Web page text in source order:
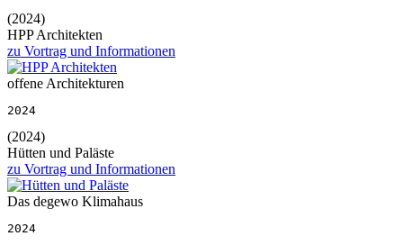
(2024)
HPP Architekten
zu Vortrag und Informationen
offene Architekturen
2024
(2024)
Hütten und Paläste
zu Vortrag und Informationen
Das degewo Klimahaus
2024